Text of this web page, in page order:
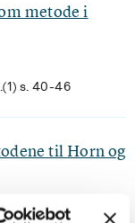
metode i
s. 40-46
til Horn og